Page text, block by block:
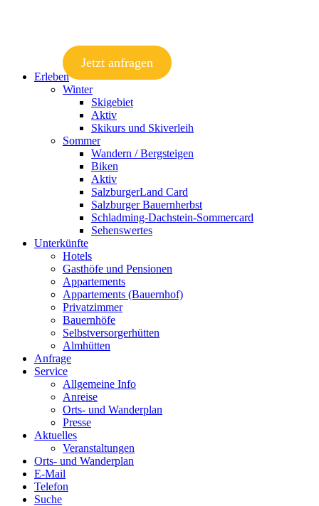
Jetzt anfragen
Erleben
Winter
Skigebiet
Aktiv
Skikurs und Skiverleih
Sommer
Wandern / Bergsteigen
Biken
Aktiv
SalzburgerLand Card
Salzburger Bauernherbst
Schladming-Dachstein-Sommercard
Sehenswertes
Unterkünfte
Hotels
Gasthöfe und Pensionen
Appartements
Appartements (Bauernhof)
Privatzimmer
Bauernhöfe
Selbstversorgerhütten
Almhütten
Anfrage
Service
Allgemeine Info
Anreise
Orts- und Wanderplan
Presse
Aktuelles
Veranstaltungen
Orts- und Wanderplan
E-Mail
Telefon
Suche